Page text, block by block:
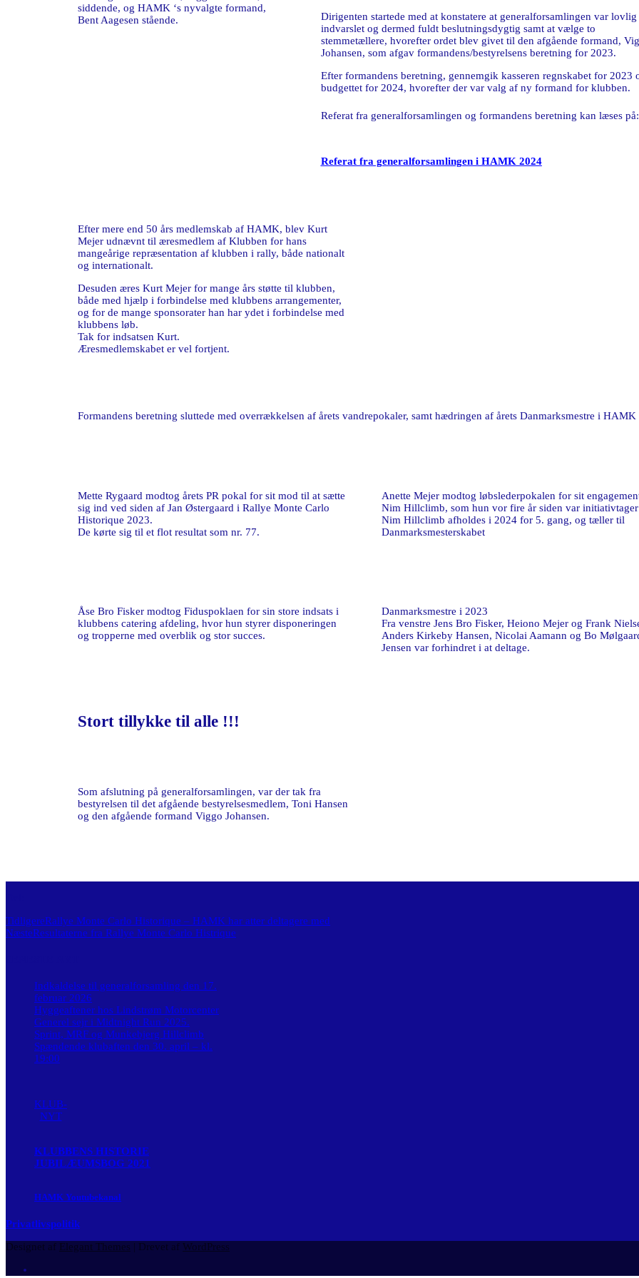
siddende, og HAMK ‘s nyvalgte formand,
Bent Aagesen stående.
Dirigenten startede med at konstatere at generalforsamlingen var lovlig
indvarslet og dermed fuldt beslutningsdygtig samt at vælge to
stemmetællere, hvorefter ordet blev givet til den afgående formand,
Johansen, som afgav formandens/bestyrelsens beretning for 2023.
Efter formandens beretning, gennemgik kasseren regnskabet for 2023
budgettet for 2024, hvorefter der var valg af ny formand for klubben.
Referat fra generalforsamlingen og formandens beretning kan læses på:
Referat fra generalforsamlingen i HAMK 2024
Efter mere end 50 års medlemskab af HAMK, blev Kurt
Mejer udnævnt til æresmedlem af Klubben for hans
mangeårige repræsentation af klubben i rally, både nationalt
og internationalt.
Desuden æres Kurt Mejer for mange års støtte til klubben,
både med hjælp i forbindelse med klubbens arrangementer,
og for de mange sponsorater han har ydet i forbindelse med
klubbens løb.
Tak for indsatsen Kurt.
Æresmedlemskabet er vel fortjent.
Formandens beretning sluttede med overrækkelsen af årets vandrepokaler, samt hædringen af årets Danmarksmestre i HAMK
Mette Rygaard modtog årets PR pokal for sit mod til at sætte
sig ind ved siden af Jan Østergaard i Rallye Monte Carlo
Historique 2023.
De kørte sig til et flot resultat som nr. 77.
Anette Mejer modtog løbslederpokalen for sit
Nim Hillclimb, som hun vor fire år siden var
Nim Hillclimb afholdes i 2024 for 5. gang, og tæller til
Danmarksmesterskabet
Åse Bro Fisker modtog Fiduspoklaen for sin store indsats i
klubbens catering afdeling, hvor hun styrer disponeringen
og tropperne med overblik og stor succes.
Danmarksmestre i 2023
Fra venstre Jens Bro Fisker, Heiono Mejer og Frank
Anders Kirkeby Hansen, Nicolai Aamann og Bo
Jensen var forhindret i at deltage.
Stort tillykke til alle !!!
Som afslutning på generalforsamlingen, var der tak fra
bestyrelsen til det afgående bestyrelsesmedlem, Toni Hansen
og den afgående formand Viggo Johansen.
TidligereRallye Monte Carlo Historique – HAMK har atter deltagere med
NæsteResultaterne fra Rallye Monte Carlo Histrique
Indkaldelse til generalforsamling den 17.
februar 2026
Hyggeaftener hos Lindstrøm Motorcenter
Generel sejr i Midtnight Run 2025.
Sprint, MRF og Munkebjerg Hillclimb
Spændende klubaften den 30. april – kl.
19:00
KLUB-
NYT
KLUBBENS HISTORIE
JUBILÆUMSBOG 2021
HAMK Youtubekanal
Privatlivspolitik
Designet af Elegant Themes | Drevet af WordPress